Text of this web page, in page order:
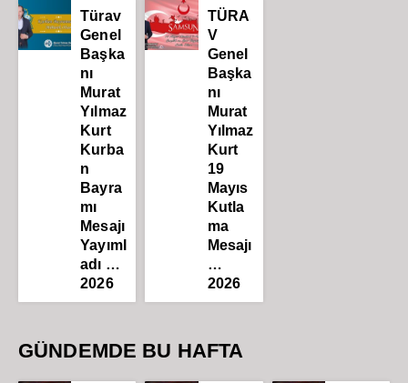
Türav
Genel
Başka
nı
Murat
Yılmaz
Kurt
Kurba
n
Bayra
mı
Mesajı
Yayıml
adı …
2026
TÜRA
V
Genel
Başka
nı
Murat
Yılmaz
Kurt
19
Mayıs
Kutla
ma
Mesajı
…
2026
GÜNDEMDE BU HAFTA